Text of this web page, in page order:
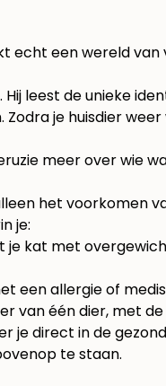
echt een wereld van
leest de unieke
je huisdier
meer over wie
het voorkomen
je:
je kat met
een allergie of
van één dier, met
direct in de
te staan.